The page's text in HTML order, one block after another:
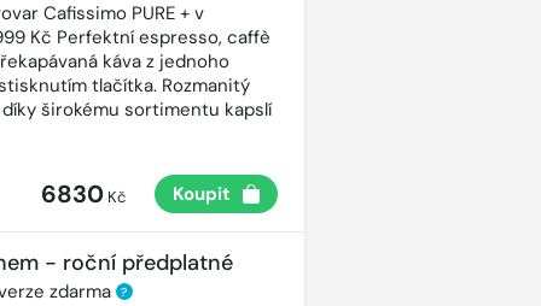
Cafissimo PURE + v
Kč Perfektní espresso, caffè
káva z jednoho
tlačítka. Rozmanitý
širokému sortimentu kapslí
6830Kč Koupit
- roční předplatné
zdarma ?